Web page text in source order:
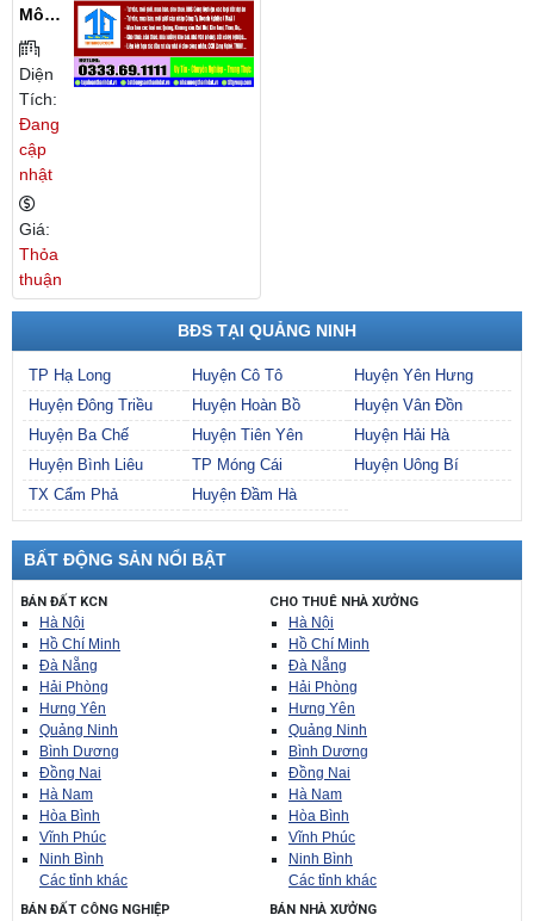
Môi
Giới
Bất
Động
Sản
Công
Nghi
Tại
Tỉnh
Quản
G
Ninh
Diện
Tích:
Đang
cập
nhật
Giá:
Thỏa
thuận
BĐS TẠI QUẢNG NINH
TP Hạ Long Huyện Cô Tô
Huyện Yên Hưng
Huyện Đông Triều
Huyện Hoàn Bồ
Huyện Vân Đồn
Huyện Ba Chế
Huyện Tiên Yên
Huyện Hải Hà
Huyện Bình Liêu
TP Móng Cái
Huyện Uông Bí
TX Cẩm Phả
Huyện Đầm Hà
BẤT ĐỘNG SẢN NỔI BẬT
BÁN ĐẤT KCN
Hà Nội
Hồ Chí Minh
Đà Nẵng
Hải Phòng
Hưng Yên
Quảng Ninh
Bình Dương
Đồng Nai
Hà Nam
Hòa Bình
Vĩnh Phúc
Ninh Bình
Các tỉnh khác
CHO THUÊ NHÀ XƯỞNG
Hà Nội
Hồ Chí Minh
Đà Nẵng
Hải Phòng
Hưng Yên
Quảng Ninh
Bình Dương
Đồng Nai
Hà Nam
Hòa Bình
Vĩnh Phúc
Ninh Bình
Các tỉnh khác
BÁN ĐẤT CÔNG NGHIỆP BÁN NHÀ XƯỞNG